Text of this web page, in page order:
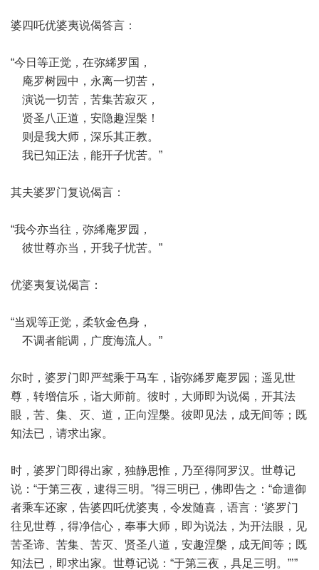
婆四吒优婆夷说偈答言：
“今日等正觉，在弥絺罗国，
庵罗树园中，永离一切苦，
演说一切苦，苦集苦寂灭，
贤圣八正道，安隐趣涅槃！
则是我大师，深乐其正教。
我已知正法，能开子忧苦。”
其夫婆罗门复说偈言：
“我今亦当往，弥絺庵罗园，
彼世尊亦当，开我子忧苦。”
优婆夷复说偈言：
“当观等正觉，柔软金色身，
不调者能调，广度海流人。”
尔时，婆罗门即严驾乘于马车，诣弥絺罗庵罗园；遥见世
尊，转增信乐，诣大师前。彼时，大师即为说偈，开其法
眼，苦、集、灭、道，正向涅槃。彼即见法，成无间等；既
知法已，请求出家。
时，婆罗门即得出家，独静思惟，乃至得阿罗汉。世尊记
说：“于第三夜，逮得三明。”得三明已，佛即告之：“命遣御
者乘车还家，告婆四吒优婆夷，令发随喜，语言：‘婆罗门
往见世尊，得净信心，奉事大师，即为说法，为开法眼，见
苦圣谛、苦集、苦灭、贤圣八道，安趣涅槃，成无间等；既
知法已，即求出家。世尊记说：“于第三夜，具足三明。”’”